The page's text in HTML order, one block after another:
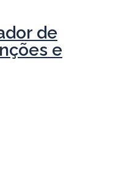
de
e